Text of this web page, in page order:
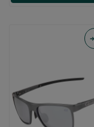
Glasses
Alu
Light
Grey